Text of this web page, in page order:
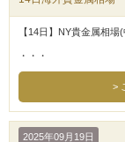
【14日】NY貴金属相場
・・・
2025年09月19日